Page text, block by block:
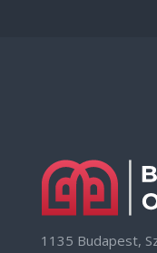
1135 Budapest,